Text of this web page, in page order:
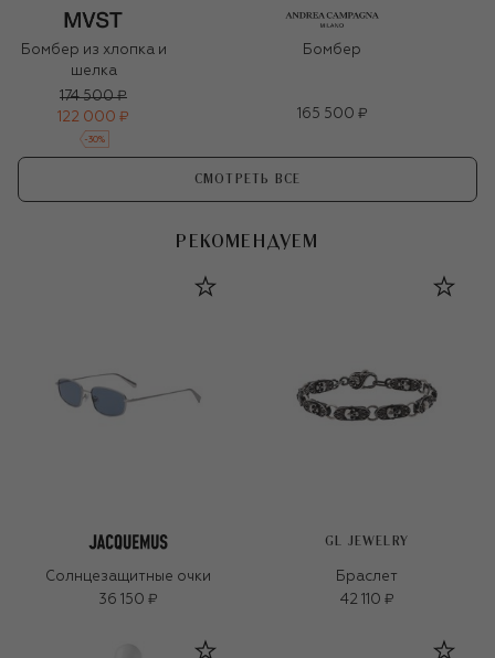
Бомбер из хлопка и
шелка
174 500 ₽
122 000 ₽
-30%
Бомбер
165 500 ₽
СМОТРЕТЬ ВСЕ
РЕКОМЕНДУЕМ
Солнцезащитные очки
36 150 ₽
GL JEWELRY
Браслет
42 110 ₽